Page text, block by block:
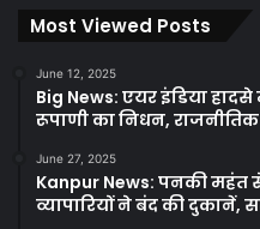
Most Viewed Posts
June 12, 2025
Big News: एयर इंडिया
रूपाणी का निधन,
June 27, 2025
Kanpur News: पनकी महंत
व्यापारियों ने बंद की